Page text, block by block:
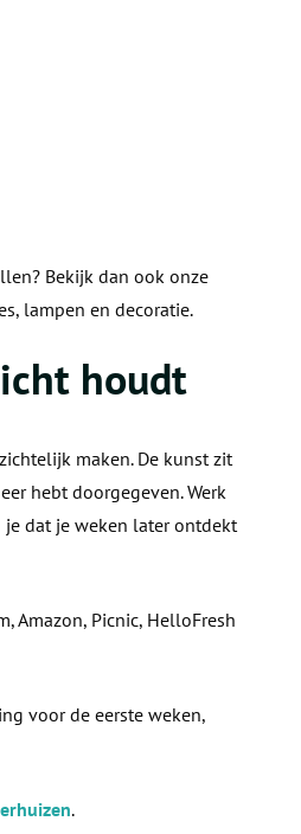
Bekijk dan ook onze
lampen en decoratie.
houdt
maken. De kunst zit
hebt doorgegeven. Werk
je dat je weken later ontdekt
Amazon, Picnic, HelloFresh
voor de eerste weken,
.